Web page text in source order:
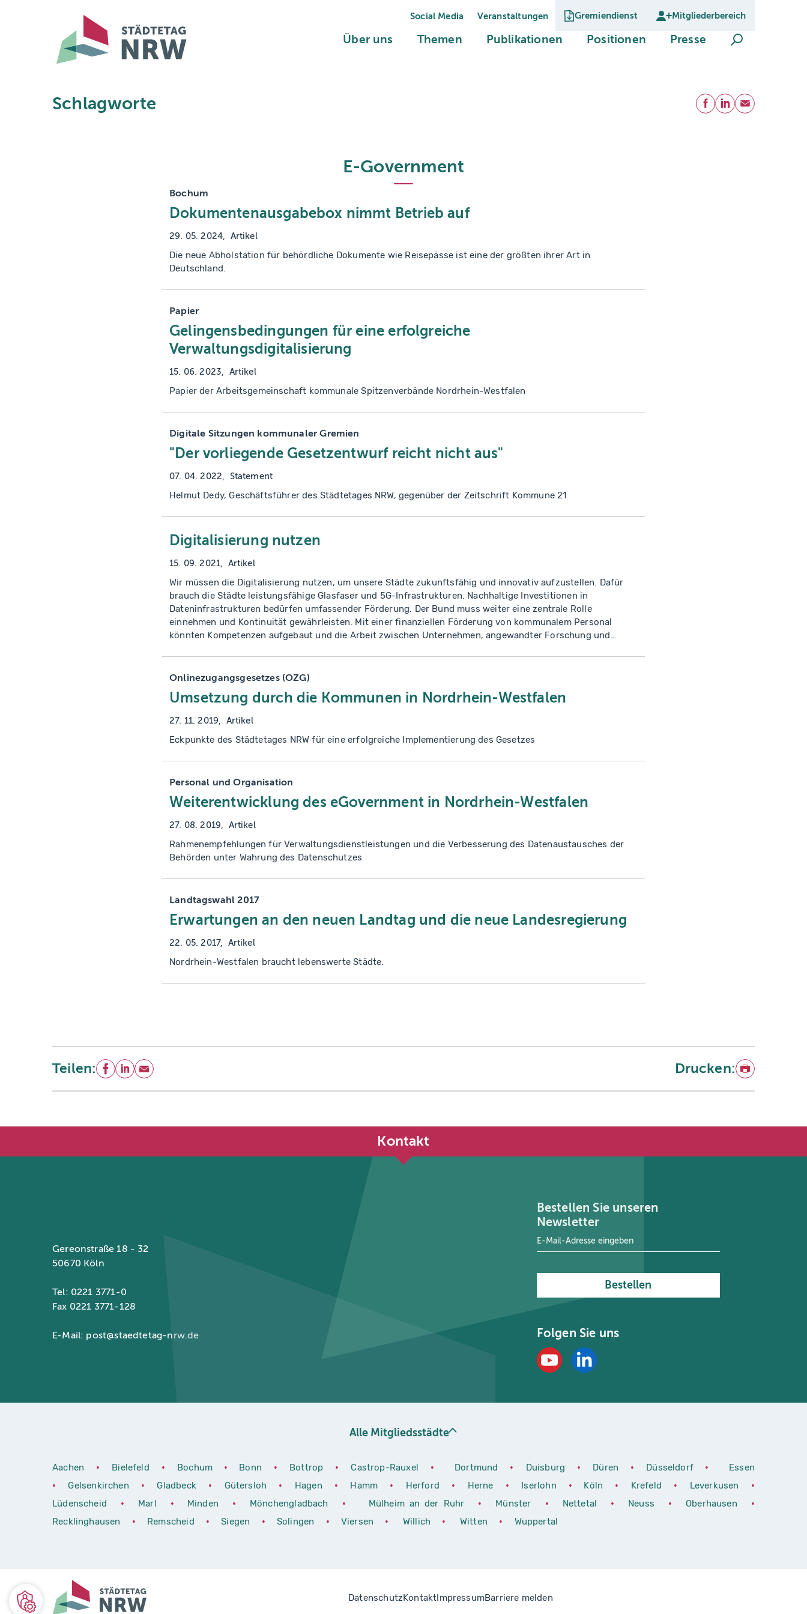
Social Media Veranstaltungen Gremiendienst Mitgliederbereich
Über uns (current)
Themen(current)Publikationen (current)Positionen(current)
Presse (current)Suche öffnen
Schlagworte Teilen
Facebook
LinkedIn
E-Mail
E-Government
Bochum
Dokumentenausgabebox nimmt Betrieb auf
29. 05. 2024 Artikel
Die neue Abholstation für behördliche Dokumente wie Reisepässe ist eine der größten ihrer Art in
Deutschland.
Papier
Gelingensbedingungen für eine erfolgreiche
Verwaltungsdigitalisierung
15. 06. 2023 Artikel
Papier der Arbeitsgemeinschaft kommunale Spitzenverbände Nordrhein-Westfalen
Digitale Sitzungen kommunaler Gremien
"Der vorliegende Gesetzentwurf reicht nicht aus"
07. 04. 2022 Statement
Helmut Dedy, Geschäftsführer des Städtetages NRW, gegenüber der Zeitschrift Kommune 21
Digitalisierung nutzen
15. 09. 2021 Artikel
Wir müssen die Digitalisierung nutzen, um unsere Städte zukunftsfähig und innovativ aufzustellen. Dafür
brauch die Städte leistungsfähige Glasfaser und 5G-Infrastrukturen. Nachhaltige Investitionen in
Dateninfrastrukturen bedürfen umfassender Förderung. Der Bund muss weiter eine zentrale Rolle
einnehmen und Kontinuität gewährleisten. Mit einer finanziellen Förderung von kommunalem Personal
könnten Kompetenzen aufgebaut und die Arbeit zwischen Unternehmen, angewandter Forschung und
Anschlussfähigkeit an die Architektur von GAIA X muss dabei gewährleistet sein.
Onlinezugangsgesetzes (OZG)
Umsetzung durch die Kommunen in Nordrhein-Westfalen
27. 11. 2019 Artikel
Eckpunkte des Städtetages NRW für eine erfolgreiche Implementierung des Gesetzes
Personal und Organisation
Weiterentwicklung des eGovernment in Nordrhein-Westfalen
27. 08. 2019 Artikel
Rahmenempfehlungen für Verwaltungsdienstleistungen und die Verbesserung des Datenaustausches der
Behörden unter Wahrung des Datenschutzes
Landtagswahl 2017
Erwartungen an den neuen Landtag und die neue Landesregierung
22. 05. 2017 Artikel
Nordrhein-Westfalen braucht lebenswerte Städte.
Teilen: Facebook
LinkedIn
E-Mail Drucken: Drucken
Kontakt
Gereonstraße 18 - 32
50670 Köln
Tel: 0221 3771-0
Fax 0221 3771-128
E-Mail: post@staedtetag-nrw.de
Bestellen Sie unseren
Newsletter
E-Mail-Adresse
Bestellen
Folgen Sie uns
Alle Mitgliedsstädte
Aachen • Bielefeld • Bochum • Bonn • Bottrop • Castrop-Rauxel • Dortmund • Duisburg • Düren • Düsseldorf •
Essen
•
Gelsenkirchen • Gladbeck • Gütersloh • Hagen • Hamm • Herford • Herne • Iserlohn • Köln • Krefeld • Leverkusen
•
Lüdenscheid
• Marl • Minden • Mönchengladbach • Mülheim an der Ruhr • Münster • Nettetal • Neuss • Oberhausen
•
Recklinghausen
• Remscheid • Siegen • Solingen • Viersen • Willich • Witten • Wuppertal
DatenschutzKontaktImpressumBarriere melden